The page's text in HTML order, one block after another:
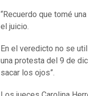
“Recuerdo que tomé
el juicio.
En el veredicto no se
una protesta del 9 de
sacar los ojos”.